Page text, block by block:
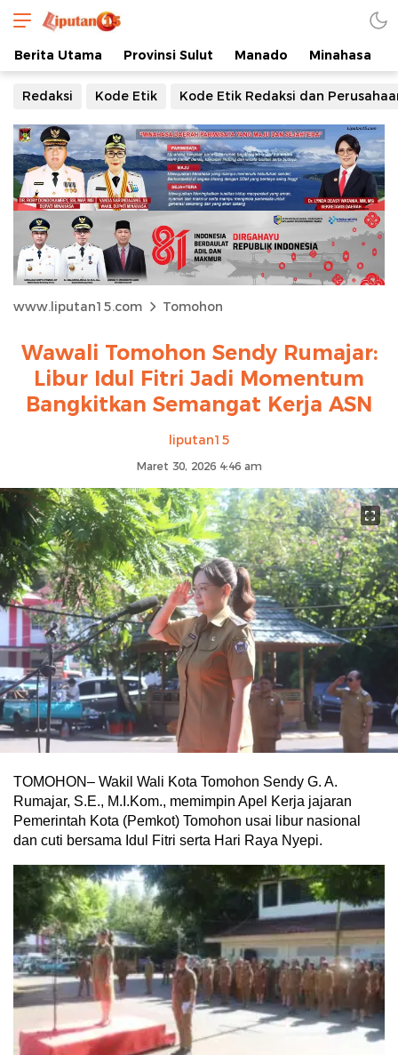
Berita Utama Provinsi Sulut Manado Minahasa
Redaksi Kode Etik Kode Etik Redaksi dan
www.liputan15.com Tomohon
Wawali Tomohon Sendy Rumajar:
Libur Idul Fitri Jadi Momentum
Bangkitkan Semangat Kerja ASN
liputan15
Maret 30, 2026 4:46 am
TOMOHON– Wakil Wali Kota Tomohon Sendy G. A.
Rumajar, S.E., M.I.Kom., memimpin Apel Kerja jajaran
Pemerintah Kota (Pemkot) Tomohon usai libur nasional
dan cuti bersama Idul Fitri serta Hari Raya Nyepi.